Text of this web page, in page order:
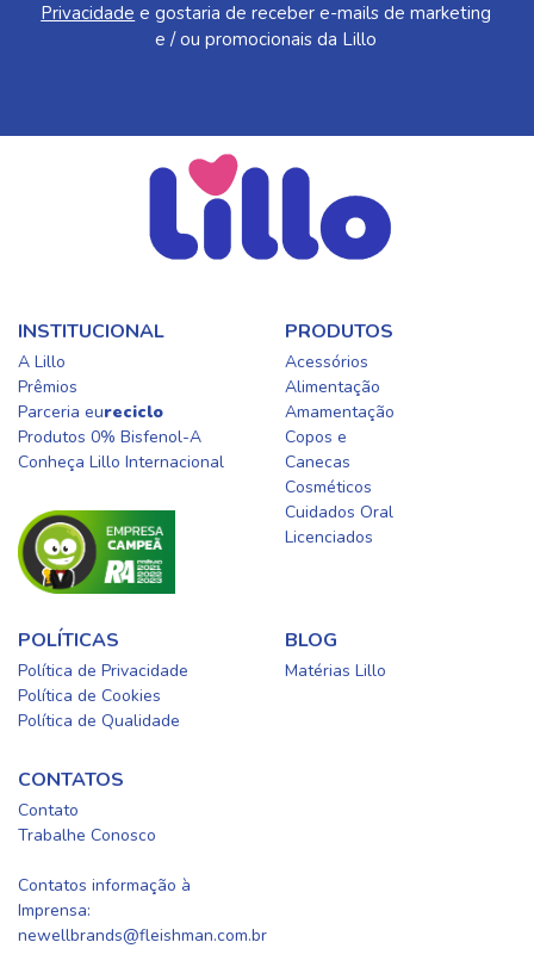
Privacidade e gostaria de receber e-mails de marketing
e / ou promocionais da Lillo
INSTITUCIONAL
A Lillo
Prêmios
Parceria eureciclo
Produtos 0% Bisfenol-A
Conheça Lillo Internacional
PRODUTOS
Acessórios
Alimentação
Amamentação
Copos e
Canecas
Cosméticos
Cuidados Oral​
Licenciados​
POLÍTICAS
Política de Privacidade
Política de Cookies
Política de Qualidade
BLOG
Matérias Lillo
CONTATOS
Contato
Trabalhe Conosco
Contatos informação à
Imprensa:
newellbrands@fleishman.com.br